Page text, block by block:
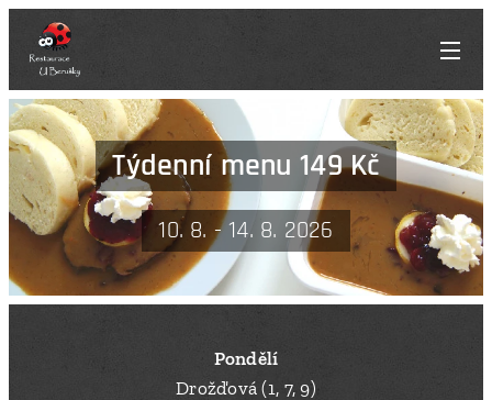
Týdenní menu 149 Kč
10. 8. - 14. 8. 2026
Pondělí
Drožďová (1, 7, 9)